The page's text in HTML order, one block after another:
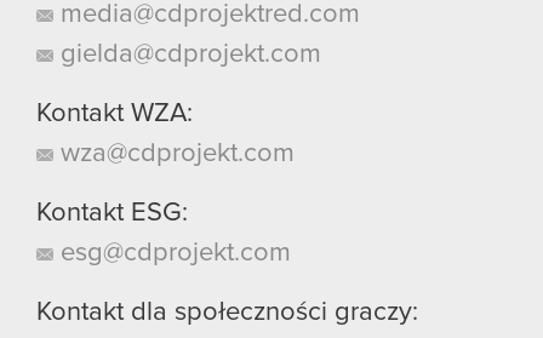
media@cdprojektred.com
gielda@cdprojekt.com
Kontakt WZA:
wza@cdprojekt.com
Kontakt ESG:
esg@cdprojekt.com
Kontakt dla społeczności graczy: